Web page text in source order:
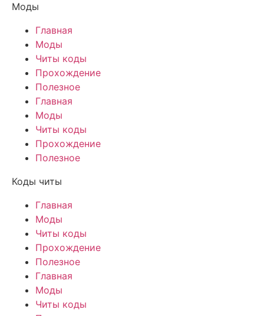
Моды
Главная
Моды
Читы коды
Прохождение
Полезное
Главная
Моды
Читы коды
Прохождение
Полезное
Коды читы
Главная
Моды
Читы коды
Прохождение
Полезное
Главная
Моды
Читы коды